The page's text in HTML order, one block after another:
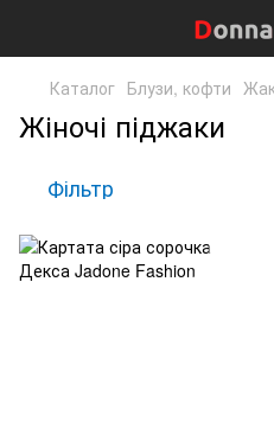
Каталог Блузи, кофти
Жіночі піджаки
Фільтр